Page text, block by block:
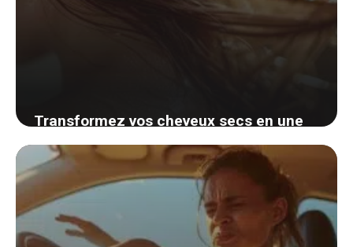
Transformez vos cheveux secs en une
chevelure éclatante avec ces 3 remèdes
maison infaillibles
1 septembre 2024